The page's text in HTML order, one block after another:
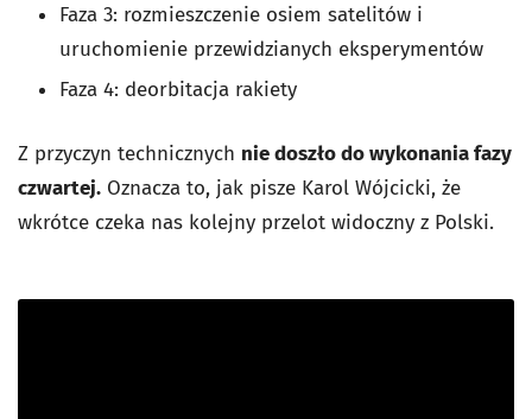
Faza 3: rozmieszczenie osiem satelitów i
uruchomienie przewidzianych eksperymentów
Faza 4: deorbitacja rakiety
Z przyczyn technicznych nie doszło do wykonania fazy
czwartej. Oznacza to, jak pisze Karol Wójcicki, że
wkrótce czeka nas kolejny przelot widoczny z Polski.